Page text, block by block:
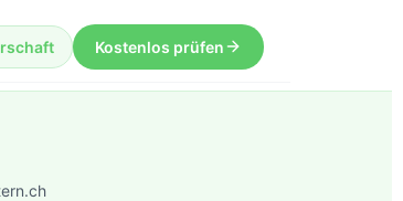
Kostenlos prüfen